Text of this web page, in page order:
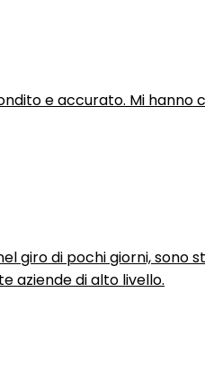
e accurato. Mi
giro di pochi giorni,
aziende di alto livello.